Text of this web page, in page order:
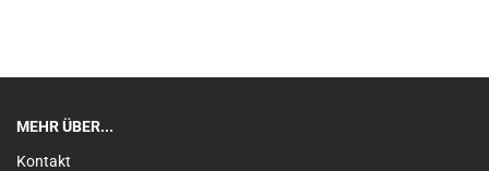
MEHR ÜBER...
Kontakt